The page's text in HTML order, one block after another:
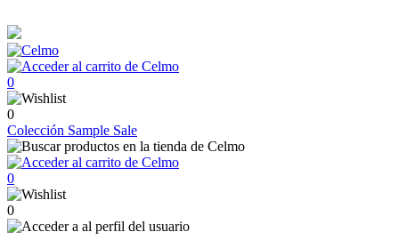
0
0
Colección Sample Sale
0
0